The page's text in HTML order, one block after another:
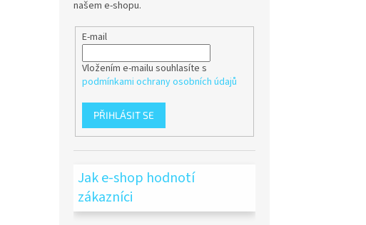
našem e-shopu.
E-mail
Vložením e-mailu souhlasíte s
podmínkami ochrany osobních údajů
PŘIHLÁSIT SE
Jak e-shop hodnotí
zákazníci